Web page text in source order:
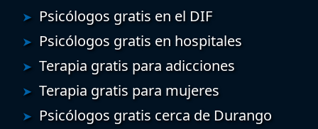
Psicólogos gratis en el DIF
Psicólogos gratis en hospitales
Terapia gratis para adicciones
Terapia gratis para mujeres
Psicólogos gratis cerca de Durango